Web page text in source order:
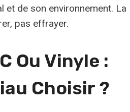
et de son environnement. La
pas effrayer.
Ou Vinyle :
Choisir ?